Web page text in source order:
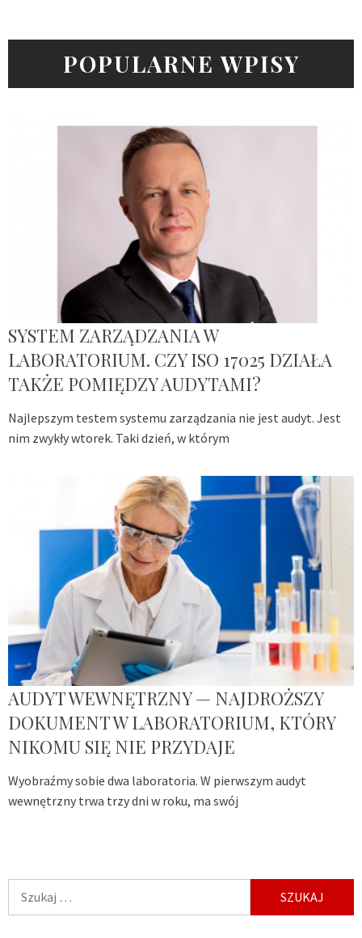
POPULARNE WPISY
SYSTEM ZARZĄDZANIA W
LABORATORIUM. CZY ISO 17025 DZIAŁA
TAKŻE POMIĘDZY AUDYTAMI?
Najlepszym testem systemu zarządzania nie jest audyt. Jest
nim zwykły wtorek. Taki dzień, w którym
AUDYT WEWNĘTRZNY — NAJDROŻSZY
DOKUMENT W LABORATORIUM, KTÓRY
NIKOMU SIĘ NIE PRZYDAJE
Wyobraźmy sobie dwa laboratoria. W pierwszym audyt
wewnętrzny trwa trzy dni w roku, ma swój